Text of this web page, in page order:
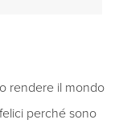
rendere il mondo
perché sono